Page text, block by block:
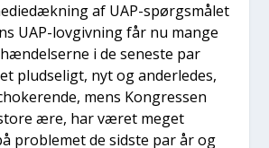
af UAP-spørgs­må­let
UAP-lov­giv­ning får nu man­ge
i de sene­ste par
plud­se­ligt, nyt og ander­le­des,
mens Kon­gres­sen
ære, har været meget
pro­ble­met de sid­ste par år og